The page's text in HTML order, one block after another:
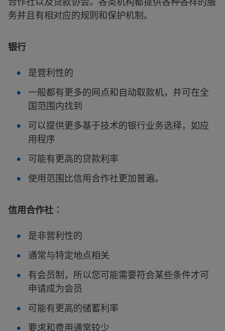
务并且有相对应的规则和保护机制。
银行
是营利性的
一般都有更多的网点和自动取款机，并可在全
国范围内找到
可以提供更多基于技术的银行业务选择，如应
用程序
可能有更高的贷款利率
使用范围比信用合作社更加普遍。
信用合作社︰
是非营利性的
通常与特定地点相关
有会员制，所以您可能需要符合某些条件才可
申请成为会员
可能有更高的储蓄利率
要求和费用通常较少